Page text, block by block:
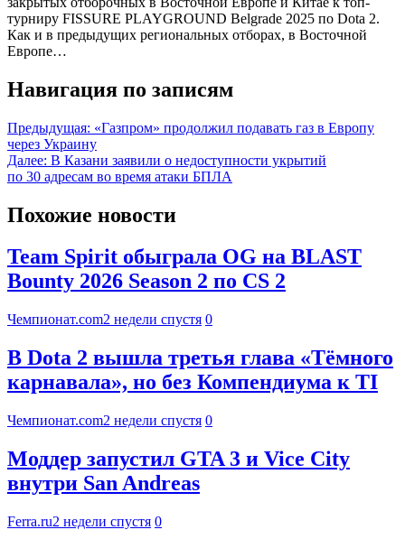
турниру FISSURE PLAYGROUND Belgrade 2025 по Dota 2.
Как и в предыдущих региональных отборах, в Восточной
Европе…
Навигация по записям
Предыдущая: «Газпром» продолжил подавать газ в Европу
через Украину
Далее: В Казани заявили о недоступности укрытий
по 30 адресам во время атаки БПЛА
Похожие новости
Team Spirit обыграла OG на BLAST
Bounty 2026 Season 2 по CS 2
Чемпионат.com2 недели спустя 0
В Dota 2 вышла третья глава «Тёмного
карнавала», но без Компендиума к TI
Чемпионат.com2 недели спустя 0
Моддер запустил GTA 3 и Vice City
внутри San Andreas
Ferra.ru2 недели спустя 0